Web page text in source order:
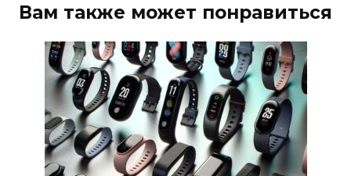
Вам также может понравиться